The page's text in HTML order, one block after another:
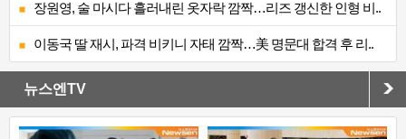
장원영, 술 마시다 흘러내린 옷자락 깜짝…리즈 갱신한 인형 비..
이동국 딸 재시, 파격 비키니 자태 깜짝…美 명문대 합격 후 리..
뉴스엔TV